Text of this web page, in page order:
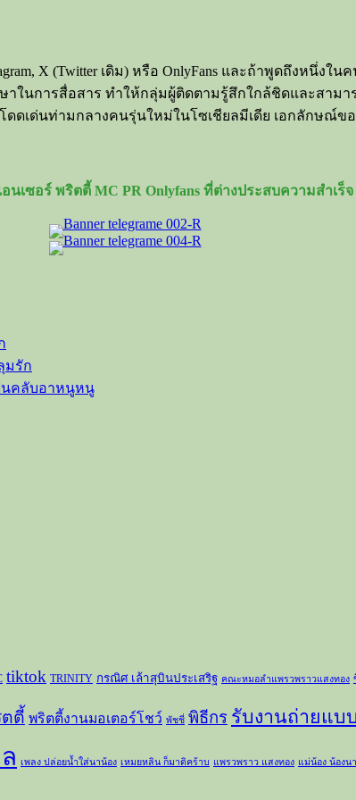
X (Twitter เดิม) หรือ OnlyFans และถ้าพูดถึงหนึ่งใ
นการสื่อสาร ทำให้กลุ่มผู้ติดตามรู้สึกใกล้ชิดและสามา
ดเด่นท่ามกลางคนรุ่นใหม่ในโซเชียลมีเดีย เอกลักษณ์ข
เซอร์ พริตตี้ MC PR Onlyfans ที่ต่างประสบความสำเ
มรัก
นคลับอาหนูหนู
tiktok TRINITY กรณิศ เล้าสุบินประเสริฐ คณะหมอลำแพรวพราวแสงทอง
ตี้ พริตตี้งานมอเตอร์โชว์ พัชชี่ พิธีกร รับงานถ่ายแบบ
เพลง ปล่อยน้ำใส่นาน้อง เหมยหลิน ก็มาดิคร้าบ แพรวพราว แสงทอง แม่น้อง น้องน